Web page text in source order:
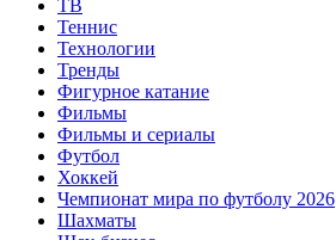
ТВ
Теннис
Технологии
Тренды
Фигурное катание
Фильмы
Фильмы и сериалы
Футбол
Хоккей
Чемпионат мира по футболу 2026
Шахматы